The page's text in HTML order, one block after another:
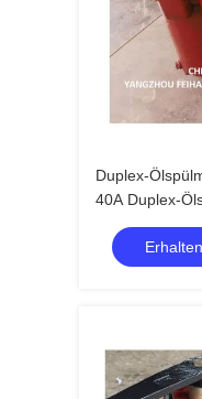
Duplex-
40A Duplex-